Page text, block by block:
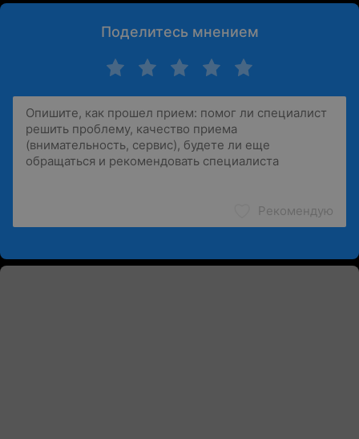
Поделитесь мнением
Рекомендую